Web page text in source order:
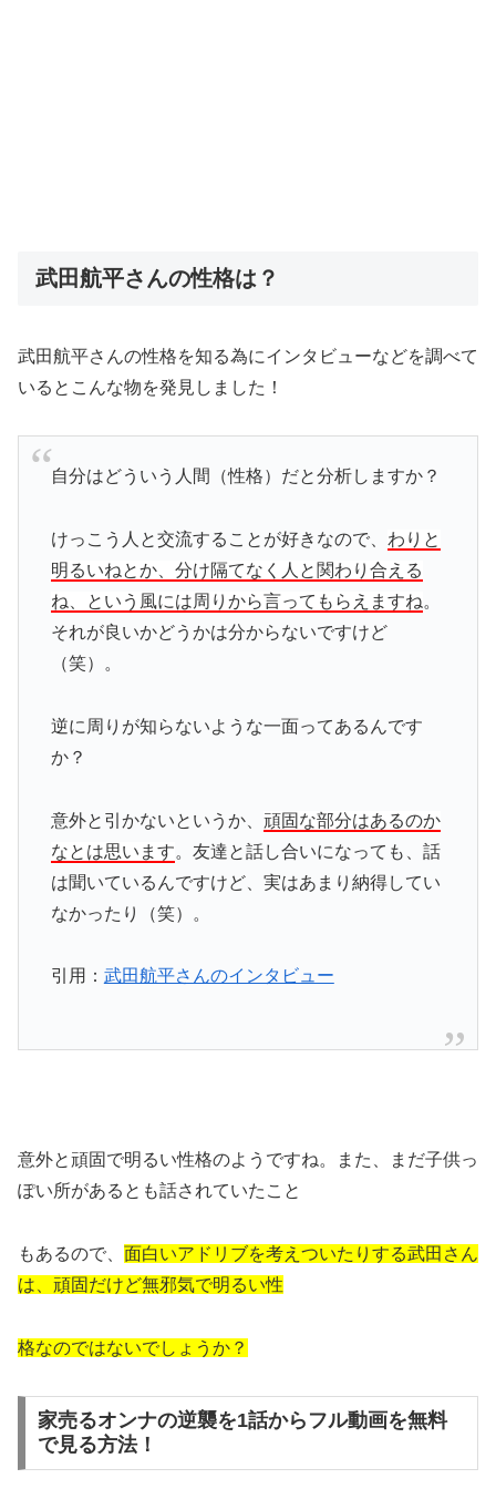
武田航平さんの性格は？
武田航平さんの性格を知る為にインタビューなどを調べて
いるとこんな物を発見しました！
自分はどういう人間（性格）だと分析しますか？
けっこう人と交流することが好きなので、 わりと
明るいねとか、分け隔てなく人と関わり合える
ね、という風には周りから言ってもらえますね。
それが良いかどうかは分からないですけど
（笑）。
逆に周りが知らないような一面ってあるんです
か？
意外と引かないというか、 頑固な部分はあるのか
なとは思います。友達と話し合いになっても、話
は聞いているんですけど、実はあまり納得してい
なかったり（笑）。
引用： 武田航平さんのインタビュー
意外と頑固で明るい性格のようですね。また、まだ子供っ
ぽい所があるとも話されていたこと
もあるので、 面白いアドリブを考えついたりする武田さん
は、頑固だけど無邪気で明るい性
格なのではないでしょうか？
家売るオンナの逆襲を1話からフル動画を無料
で見る方法！